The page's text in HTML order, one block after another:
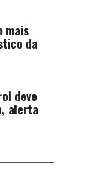
mais
da
deve
alerta